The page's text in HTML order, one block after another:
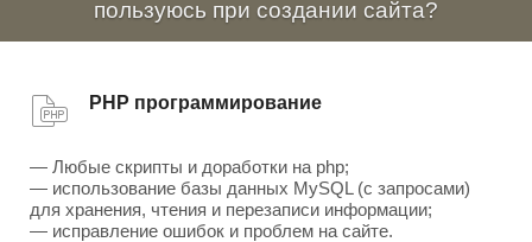
пользуюсь при создании сайта?
PHP программирование
— Любые скрипты и доработки на php;
— использование базы данных MySQL (с запросами)
для хранения, чтения и перезаписи информации;
— исправление ошибок и проблем на сайте.